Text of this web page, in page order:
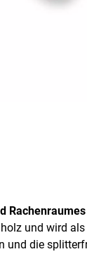
Rachenraumes
und wird als
und die